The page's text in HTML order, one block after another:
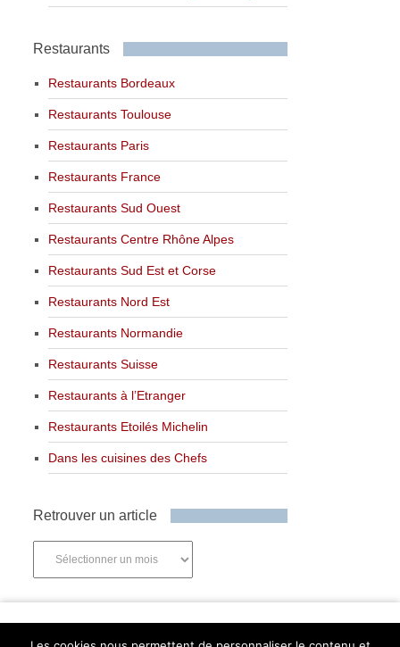
Restaurants
Restaurants Bordeaux
Restaurants Toulouse
Restaurants Paris
Restaurants France
Restaurants Sud Ouest
Restaurants Centre Rhône Alpes
Restaurants Sud Est et Corse
Restaurants Nord Est
Restaurants Normandie
Restaurants Suisse
Restaurants à l’Etranger
Restaurants Etoilés Michelin
Dans les cuisines des Chefs
Retrouver un article